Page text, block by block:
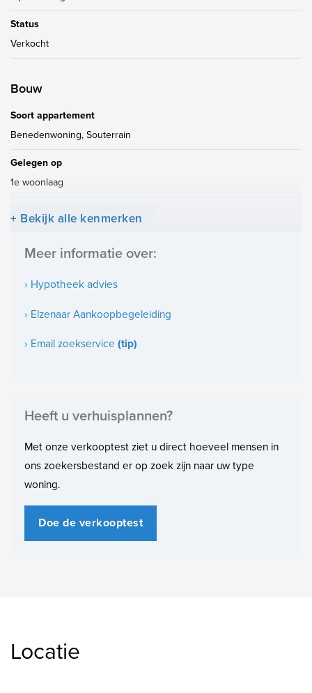
Status
Verkocht
Bouw
Soort appartement
Benedenwoning, Souterrain
Gelegen op
1e woonlaag
Oppervlakten en inhoud
Woonoppervlakte
Indeling
Aantal slaapkamers
+ Bekijk alle kenmerken
Meer informatie over:
› Hypotheek advies
› Elzenaar Aankoopbegeleiding
› Email zoekservice (tip)
Heeft u verhuisplannen?
Met onze verkooptest ziet u direct hoeveel mensen in
ons zoekersbestand er op zoek zijn naar uw type
woning.
Doe de verkooptest
Locatie